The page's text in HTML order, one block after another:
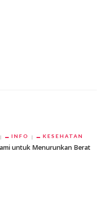
INFO KESEHATAN
untuk Menurunkan Berat